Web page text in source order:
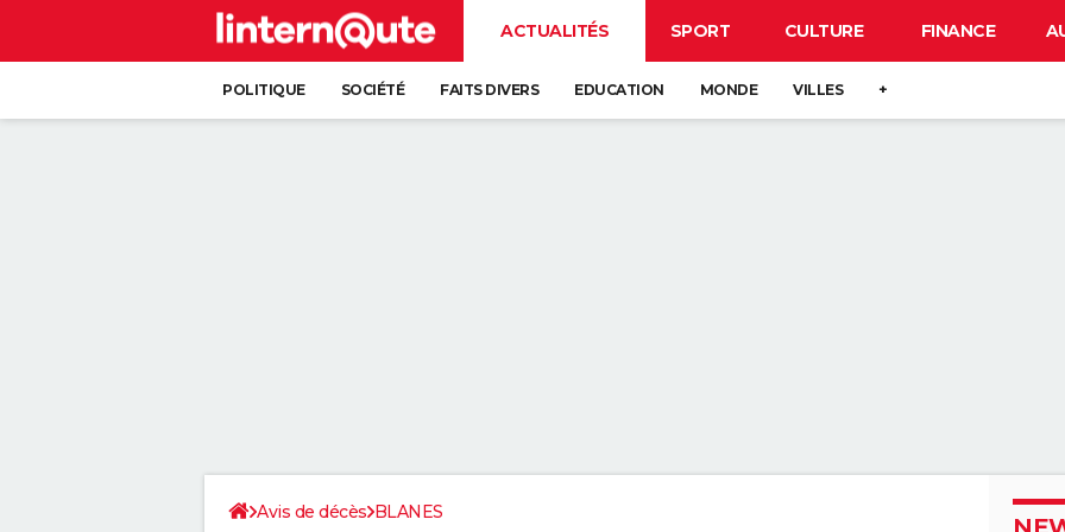
ACTUALITÉS SPORT CULTURE FINANCE
POLITIQUE SOCIÉTÉ FAITS DIVERS EDUCATION MONDE VILLES +
Avis de décès BLANES